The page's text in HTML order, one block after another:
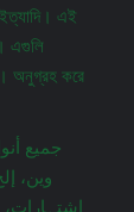
এই
এগুলি
অনুগ্রহ করে
وين،